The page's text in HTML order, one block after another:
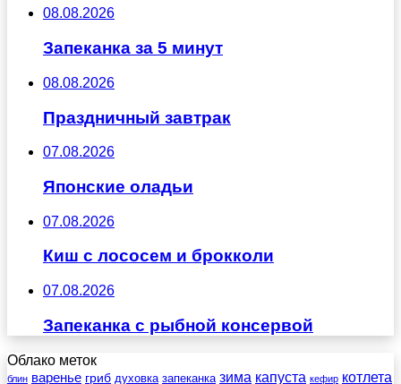
08.08.2026
Запеканка за 5 минут
08.08.2026
Праздничный завтрак
07.08.2026
Японские оладьи
07.08.2026
Киш с лососем и брокколи
07.08.2026
Запеканка с рыбной консервой
Облако меток
блин варенье гриб духовка запеканка зима капуста кефир котлета